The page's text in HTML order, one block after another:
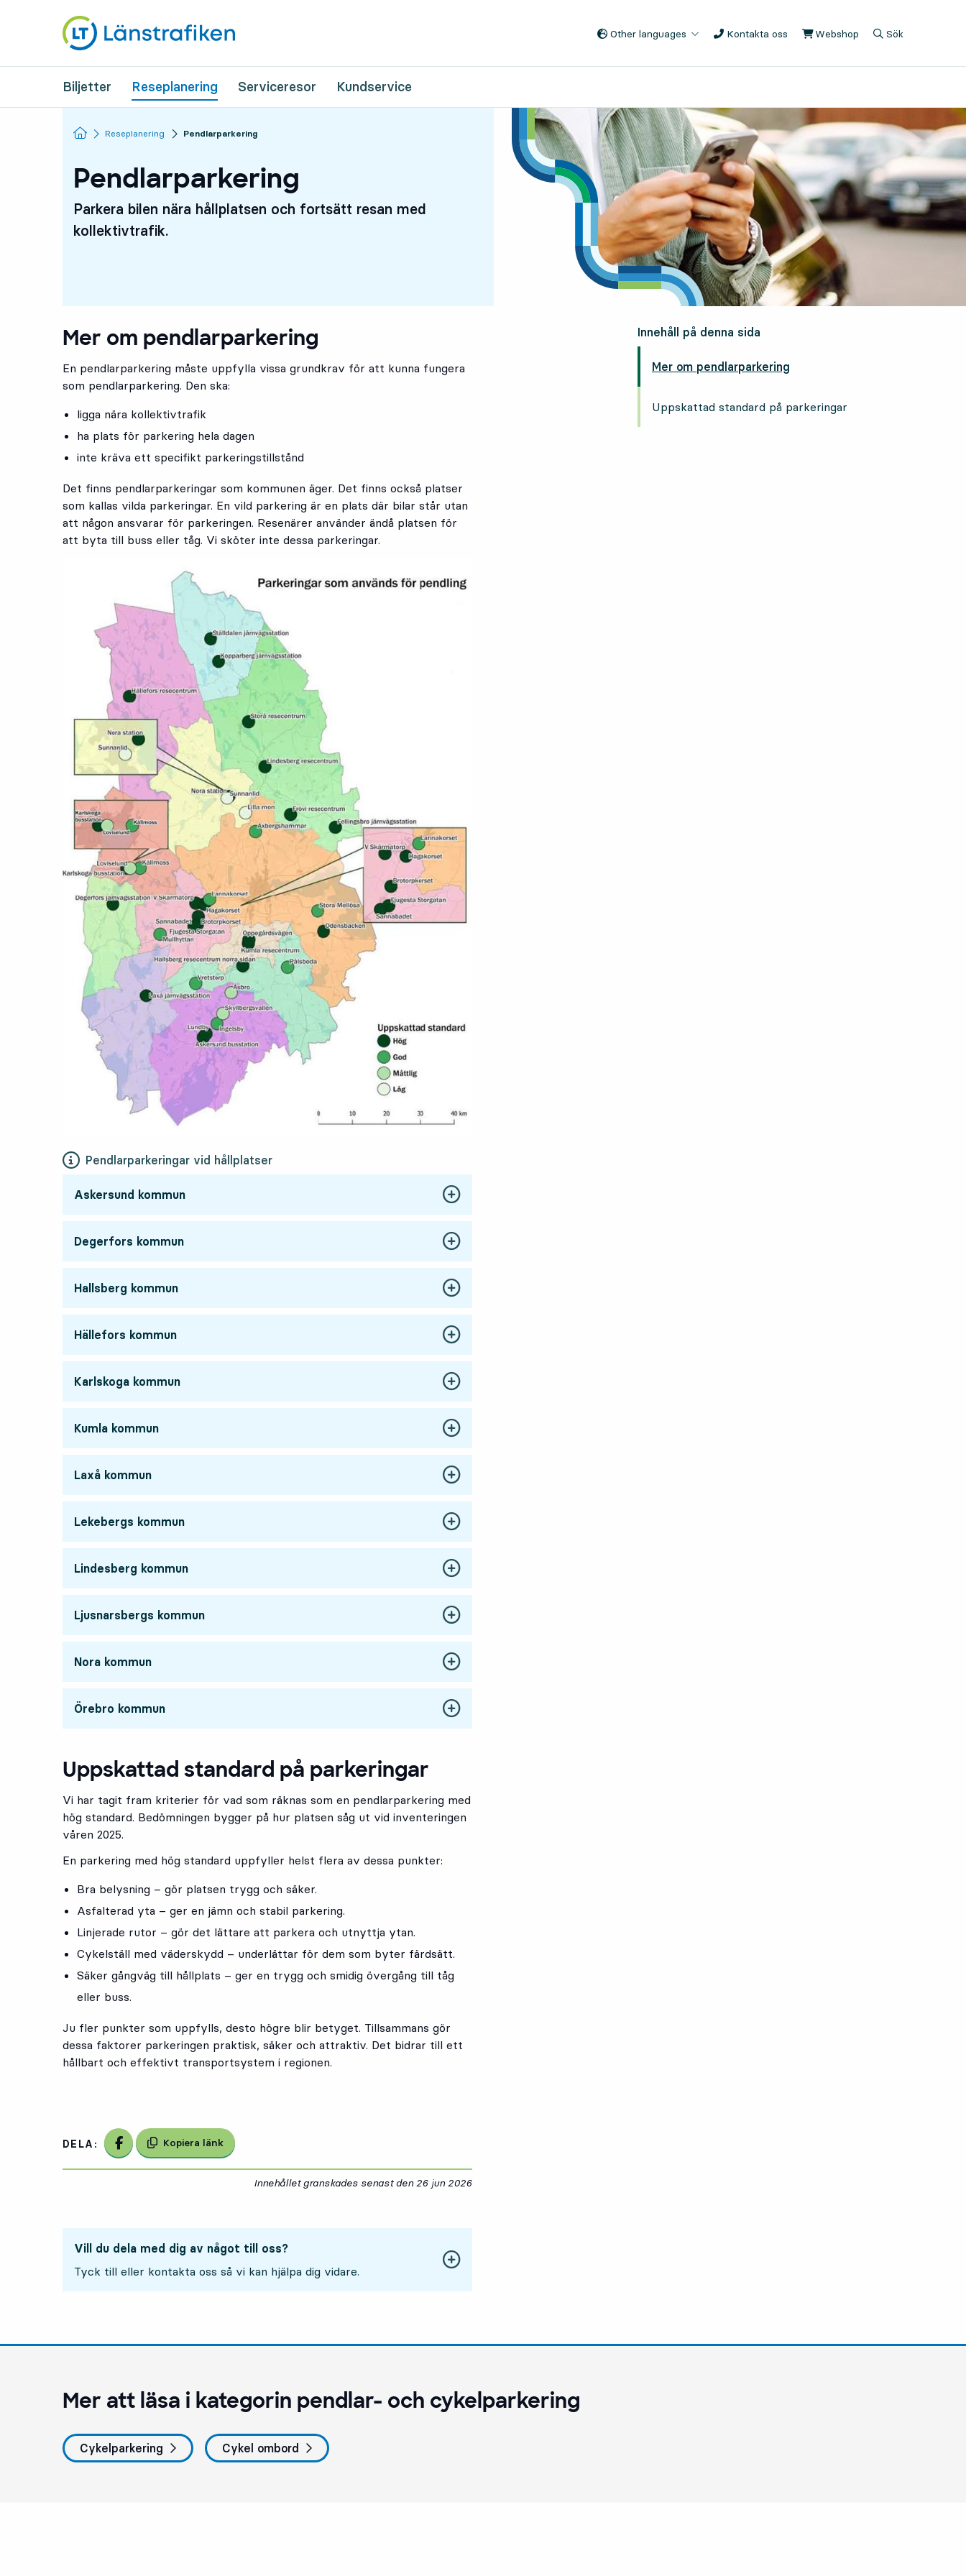
Other languages Kontakta oss Webshop , Öppnas i ny flik
Sök
Biljetter Reseplanering Serviceresor Kundservice
Startsida
Reseplanering Pendlarparkering
Pendlarparkering
Parkera bilen nära hållplatsen och fortsätt resan med
kollektivtrafik.
Innehåll på denna sida
Mer om pendlarparkering
Uppskattad standard på parkeringar
Mer om pendlarparkering
En pendlarparkering måste uppfylla vissa grundkrav för att kunna fungera
som pendlarparkering. Den ska:
ligga nära kollektivtrafik
ha plats för parkering hela dagen
inte kräva ett specifikt parkeringstillstånd
Det finns pendlarparkeringar som kommunen äger. Det finns också platser
som kallas vilda parkeringar. En vild parkering är en plats där bilar står utan
att någon ansvarar för parkeringen. Resenärer använder ändå platsen för
att byta till buss eller tåg. Vi sköter inte dessa parkeringar.
Pendlarparkeringar vid hållplatser
Askersund kommun
Degerfors kommun
Hallsberg kommun
Hällefors kommun
Karlskoga kommun
Kumla kommun
Laxå kommun
Lekebergs kommun
Lindesberg kommun
Ljusnarsbergs kommun
Nora kommun
Örebro kommun
Uppskattad standard på parkeringar
Vi har tagit fram kriterier för vad som räknas som en pendlarparkering med
hög standard. Bedömningen bygger på hur platsen såg ut vid inventeringen
våren 2025.
En parkering med hög standard uppfyller helst flera av dessa punkter:
Bra belysning – gör platsen trygg och säker.
Asfalterad yta – ger en jämn och stabil parkering.
Linjerade rutor – gör det lättare att parkera och utnyttja ytan.
Cykelställ med väderskydd – underlättar för dem som byter färdsätt.
Säker gångväg till hållplats – ger en trygg och smidig övergång till tåg
eller buss.
Ju fler punkter som uppfylls, desto högre blir betyget. Tillsammans gör
dessa faktorer parkeringen praktisk, säker och attraktiv. Det bidrar till ett
hållbart och effektivt transportsystem i regionen.
DELA: Dela på Facebook
Kopiera länk
Innehållet granskades senast den 26 jun 2026
Vill du dela med dig av något till oss?
Tyck till eller kontakta oss så vi kan hjälpa dig vidare.
Mer att läsa i kategorin pendlar- och cykelparkering
Cykelparkering Cykel ombord